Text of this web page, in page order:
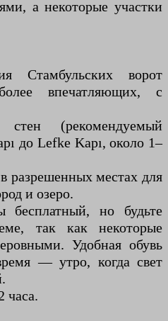
а некоторые участки
Стамбульских ворот
впечатляющих, с
стен (рекомендуемый
до Lefke Kapı, около 1–
разрешенных местах для
и озеро.
но будьте
так как некоторые
Удобная обувь
— утро, когда свет
часа.